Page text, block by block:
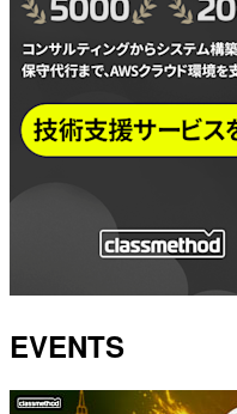
EVENTS